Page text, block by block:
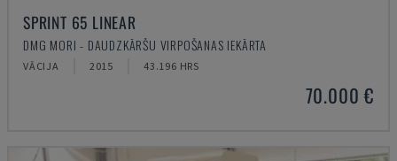
SPRINT 65 LINEAR
DMG MORI - DAUDZKĀRŠU VIRPOŠANAS IEKĀRTA
VĀCIJA 2015 43.196 HRS
70.000 €